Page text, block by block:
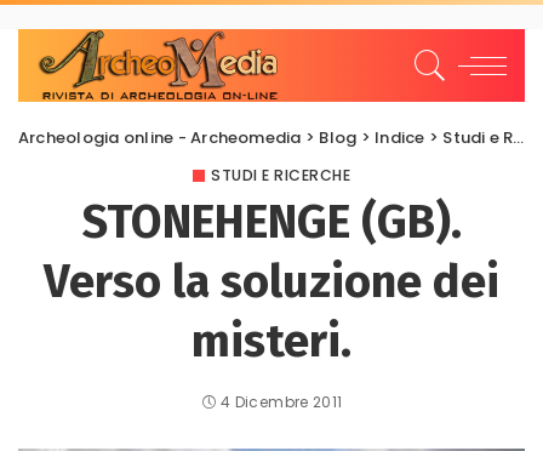
Archeologia online - Archeomedia > Blog > Indice > Studi e Ricerche
STUDI E RICERCHE
STONEHENGE (GB).
Verso la soluzione dei
misteri.
4 Dicembre 2011